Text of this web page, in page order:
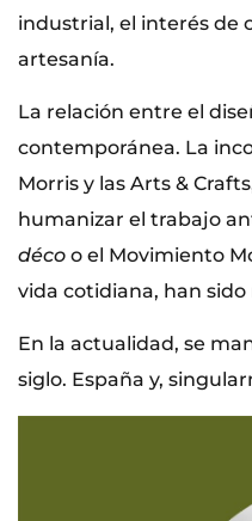
industrial, el interés de
artesanía.
La relación entre el
contemporánea. La
Morris y las Arts &
humanizar el trabajo
déco o el Movimiento
vida cotidiana, han
En la actualidad, se
siglo. España y,